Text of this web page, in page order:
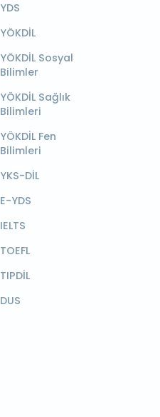
YDS
YÖKDİL
YÖKDİL Sosyal
Bilimler
YÖKDİL Sağlık
Bilimleri
YÖKDİL Fen
Bilimleri
YKS-DİL
E-YDS
IELTS
TOEFL
TIPDİL
DUS